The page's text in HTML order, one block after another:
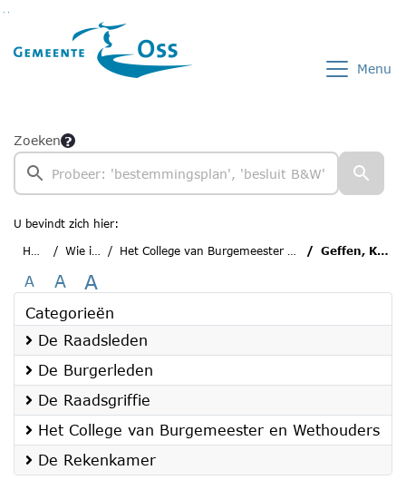
Ga naar de inhoud van deze pagina
Ga naar het zoeken
Ga naar het menu
Menu
Zoeken
U bevindt zich hier:
Home
Wie is wie Het College van Burgemeester en Wethouders Geffen, Kees van
A A A
Categorieën
De Raadsleden
De Burgerleden
De Raadsgriffie
Het College van Burgemeester en Wethouders
De Rekenkamer